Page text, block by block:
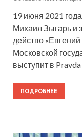
19 июня 2021
Михаил Зыгарь и
действо
Московской
выступит в
ПОДРОБНЕЕ